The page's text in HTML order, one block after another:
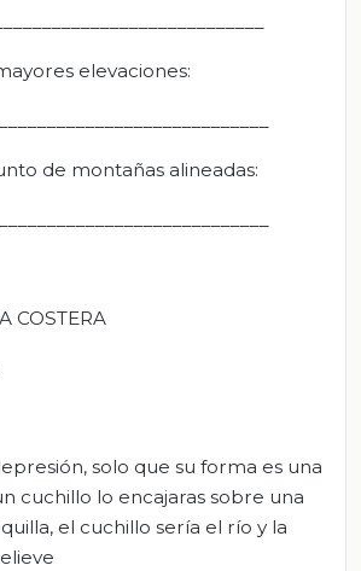
elevaciones:
de montañas alineadas:
COSTERA
solo que su forma es una
cuchillo lo encajaras sobre una
el cuchillo sería el río y la